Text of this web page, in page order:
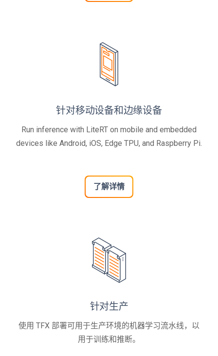
针对移动设备和边缘设备
Run inference with LiteRT on mobile and embedded
devices like Android, iOS, Edge TPU, and Raspberry Pi.
了解详情
针对生产
使用 TFX 部署可用于生产环境的机器学习流水线，以
用于训练和推断。